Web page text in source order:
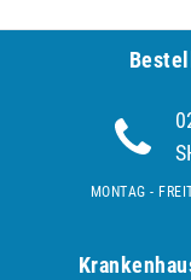
MONTAG -